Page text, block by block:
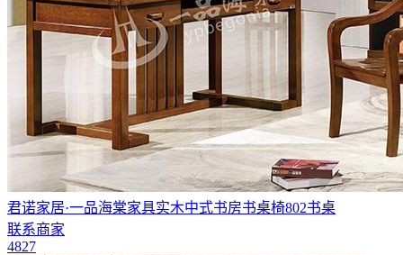
君诺家居·一品海棠家具实木中式书房书桌椅802书桌
联系商家
4827